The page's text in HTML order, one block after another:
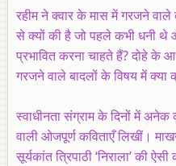
रहीम ने क्वार के मास में गरजने वाले
से क्यों की है जो पहले कभी धनी थे
प्रभावित करना चाहते हैं? दोहे
गरजने वाले बादलों के विषय में क्या
स्वाधीनता संग्राम के दिनों में
वाली ओजपूर्ण कविताएँ लिखीं।
सूर्यकांत त्रिपाठी ‘निराला’ की